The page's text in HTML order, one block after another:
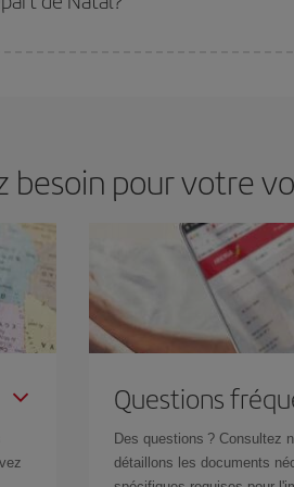
pour votre
Questions
Des questions ? Consultez
détaillons les documents